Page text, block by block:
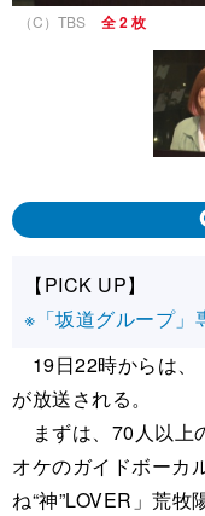
（C）TBS 全 2 枚
【PICK UP】
※「坂道グループ」
19日22時からは、
が放送される。
まずは、70人以上
オケのガイドボーカ
ね“神”LOVER」荒